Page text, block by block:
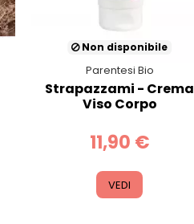
Non disponibile
Parentesi Bio
Strapazzami - Crema
Viso Corpo
11,90 €
VEDI